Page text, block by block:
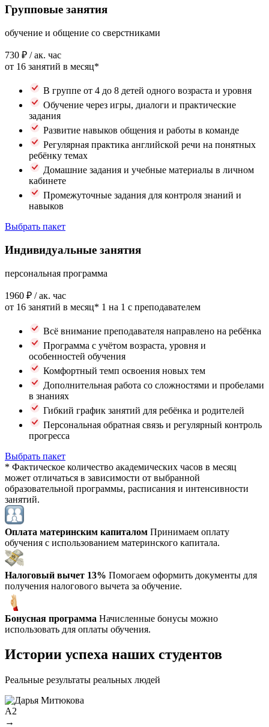
Групповые занятия
обучение и общение со сверстниками
730 ₽ / ак. час
от 16 занятий в месяц*
В группе от 4 до 8 детей одного возраста и уровня
Обучение через игры, диалоги и практические
задания
Развитие навыков общения и работы в команде
Регулярная практика английской речи на понятных
ребёнку темах
Домашние задания и учебные материалы в личном
кабинете
Промежуточные задания для контроля знаний и
навыков
Выбрать пакет
Индивидуальные занятия
персональная программа
1960 ₽ / ак. час
от 16 занятий в месяц* 1 на 1 с преподавателем
Всё внимание преподавателя направлено на ребёнка
Программа с учётом возраста, уровня и
особенностей обучения
Комфортный темп освоения новых тем
Дополнительная работа со сложностями и пробелами
в знаниях
Гибкий график занятий для ребёнка и родителей
Персональная обратная связь и регулярный контроль
прогресса
Выбрать пакет
* Фактическое количество академических часов в месяц
может отличаться в зависимости от выбранной
образовательной программы, расписания и интенсивности
занятий.
Оплата материнским капиталом Принимаем оплату
обучения с использованием материнского капитала.
Налоговый вычет 13% Помогаем оформить документы для
получения налогового вычета за обучение.
Бонусная программа Начисленные бонусы можно
использовать для оплаты обучения.
Истории успеха наших студентов
Реальные результаты реальных людей
A2
→